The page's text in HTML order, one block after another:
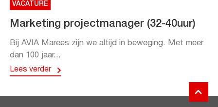
VACATURE
Marketing projectmanager (32-40uur)
Bij AVIA Marees zijn we altijd in beweging. Met meer
dan 100 jaar...
Lees verder